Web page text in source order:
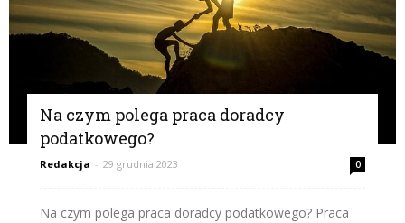
Na czym polega praca doradcy
podatkowego?
Redakcja - 29 grudnia 2023 0
Na czym polega praca doradcy podatkowego? Praca